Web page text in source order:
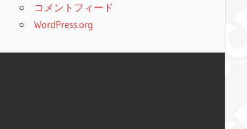
コメントフィード
WordPress.org